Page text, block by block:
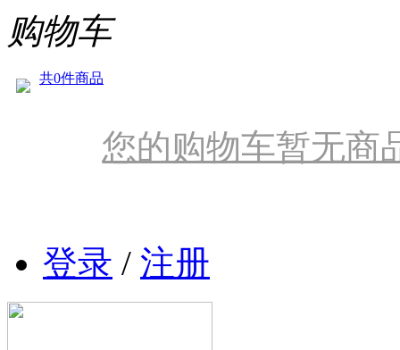
购物车
共0件商品
您的购物车暂无商
登录 / 注册